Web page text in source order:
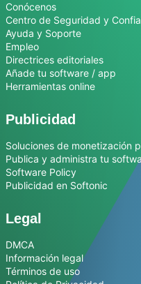
Conócenos
Centro de Seguridad y
Ayuda y Soporte
Empleo
Directrices editoriales
Añade tu software / app
Herramientas online
Publicidad
Soluciones de monetización
Publica y administra tu
Software Policy
Publicidad en Softonic
Legal
DMCA
Información legal
Términos de uso